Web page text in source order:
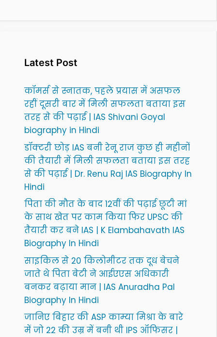
Latest Post
कॉमर्स से स्नातक, पहले प्रयास में असफल
रहीं दूसरी बार में मिली सफलता बताया इस
तरह से की पढ़ाई | IAS Shivani Goyal
biography in Hindi
डॉक्टरी छोड़ IAS बनी रेनू राज कुछ ही महीनों
की तैयारी में मिली सफलता बताया इस तरह
से की पढ़ाई | Dr. Renu Raj IAS Biography In
Hindi
पिता की मौत के बाद 12वीं की पढ़ाई छूटी मां
के साथ खेत पर काम किया फिर UPSC की
तैयारी कर बने IAS | K Elambahavath IAS
Biography In Hindi
साइकिल से 20 किलोमीटर तक दूध बेचने
जाते थे पिता बेटी ने आईएएस अधिकारी
बनकर बढ़ाया मान | IAS Anuradha Pal
Biography In Hindi
जानिए बिहार की ASP काम्या मिश्रा के बारे
में जो 22 की उम्र में बनी थी IPS ऑफिसर |